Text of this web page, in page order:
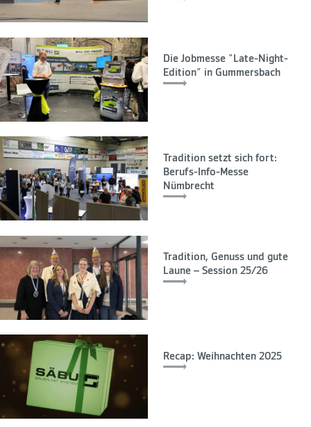
Die Jobmesse "Late-Night-
Edition" in Gummersbach
Tradition setzt sich fort:
Berufs-Info-Messe
Nümbrecht
Tradition, Genuss und gute
Laune – Session 25/26
Recap: Weihnachten 2025